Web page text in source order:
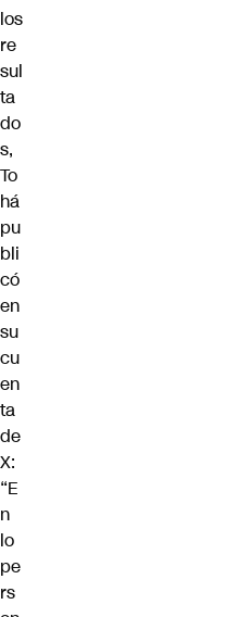
los
re
sul
ta
do
s,
To
há
pu
bli
có
en
su
cu
en
ta
de
X:
“E
n
lo
pe
rs